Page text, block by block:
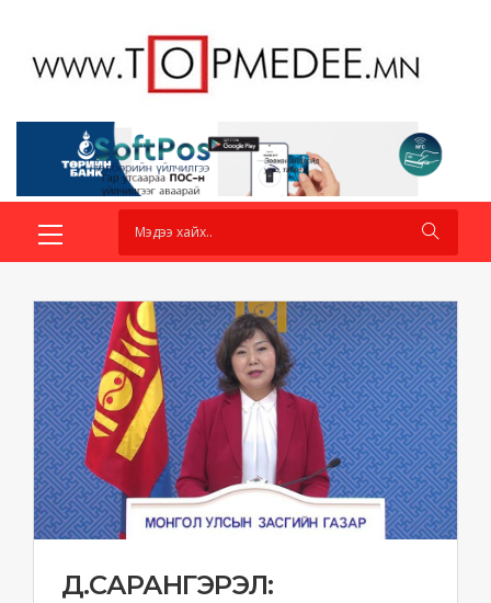
Д.САРАНГЭРЭЛ: